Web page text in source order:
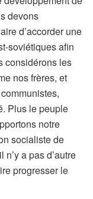
devons
d’accorder une
soviétiques afin
considérons les
nos frères, et
Plus le peuple
notre
socialiste de
a pas d’autre
progresser le